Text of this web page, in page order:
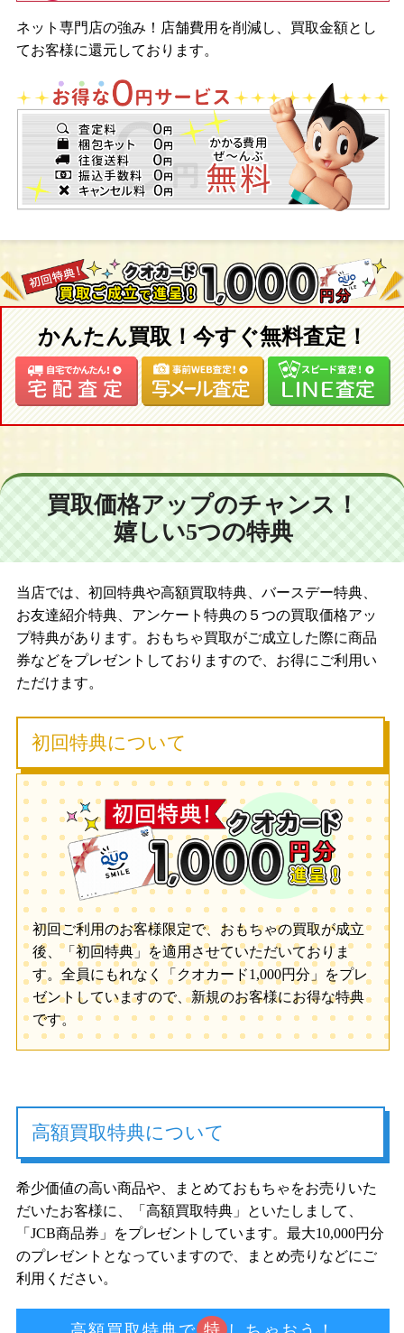
ネット専門店の強み！店舗費用を削減し、買取金額とし
てお客様に還元しております。
かんたん買取！今すぐ無料査定！
買取価格アップのチャンス！
嬉しい5つの特典
当店では、初回特典や高額買取特典、バースデー特典、
お友達紹介特典、アンケート特典の５つの買取価格アッ
プ特典があります。おもちゃ買取がご成立した際に商品
券などをプレゼントしておりますので、お得にご利用い
ただけます。
初回特典について
初回ご利用のお客様限定で、おもちゃの買取が成立
後、「初回特典」を適用させていただいておりま
す。全員にもれなく「クオカード1,000円分」をプレ
ゼントしていますので、新規のお客様にお得な特典
です。
高額買取特典について
希少価値の高い商品や、まとめておもちゃをお売りいた
だいたお客様に、「高額買取特典」といたしまして、
「JCB商品券」をプレゼントしています。最大10,000円分
のプレゼントとなっていますので、まとめ売りなどにご
利用ください。
特